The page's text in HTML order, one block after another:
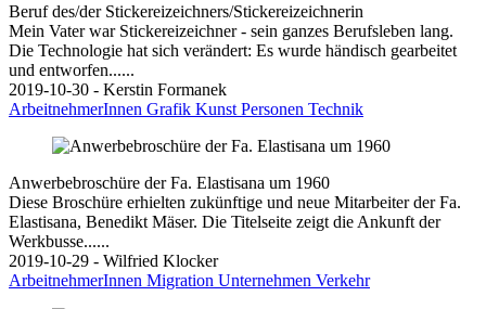
Beruf des/der Stickereizeichners/Stickereizeichnerin
Mein Vater war Stickereizeichner - sein ganzes Berufsleben lang.
Die Technologie hat sich verändert: Es wurde händisch gearbeitet
und entworfen......
2019-10-30 - Kerstin Formanek
ArbeitnehmerInnen Grafik Kunst Personen Technik
Anwerbebroschüre der Fa. Elastisana um 1960
Diese Broschüre erhielten zukünftige und neue Mitarbeiter der Fa.
Elastisana, Benedikt Mäser. Die Titelseite zeigt die Ankunft der
Werkbusse......
2019-10-29 - Wilfried Klocker
ArbeitnehmerInnen Migration Unternehmen Verkehr